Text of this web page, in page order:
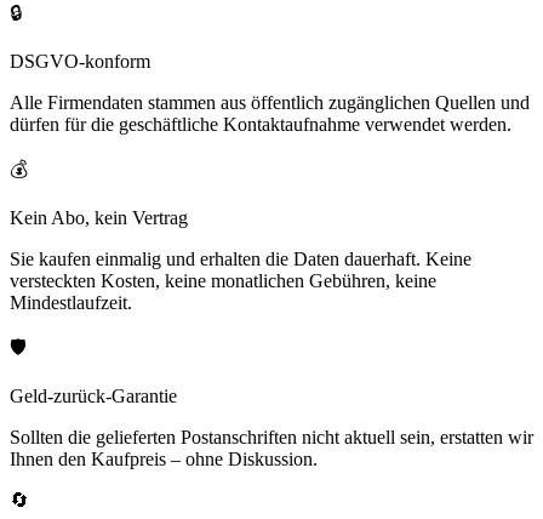
🔒
DSGVO-konform
Alle Firmendaten stammen aus öffentlich zugänglichen Quellen und
dürfen für die geschäftliche Kontaktaufnahme verwendet werden.
💰
Kein Abo, kein Vertrag
Sie kaufen einmalig und erhalten die Daten dauerhaft. Keine
versteckten Kosten, keine monatlichen Gebühren, keine
Mindestlaufzeit.
🛡️
Geld-zurück-Garantie
Sollten die gelieferten Postanschriften nicht aktuell sein, erstatten wir
Ihnen den Kaufpreis – ohne Diskussion.
🔄